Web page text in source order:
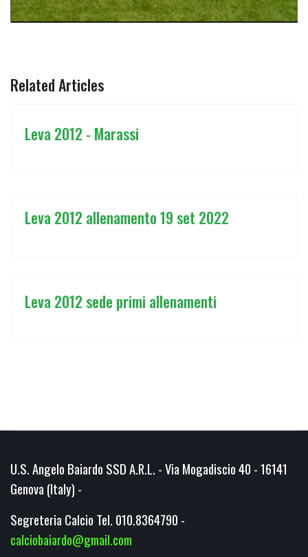
Related Articles
Leva 2012 - Marassi
Leva 2012 allenamento 19 set 2022
Leva 2012 sede primi allenamenti
U.S. Angelo Baiardo SSD A.R.L. - Via Mogadiscio 40 - 16141
Genova (Italy) -
Segreteria Calcio Tel. 010.8364790 -
calciobaiardo@gmail.com